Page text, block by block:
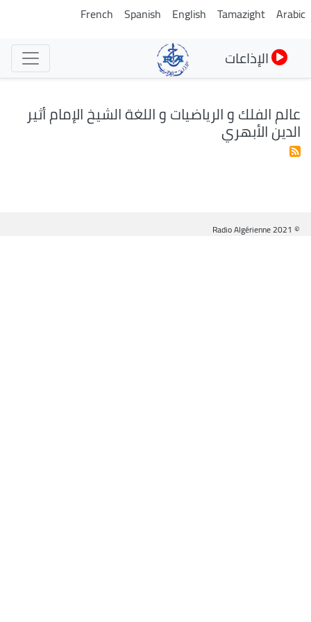
تجاوز
Arabic
Tamazight
English
Spanish
French
الإذاعات
عالم الفلك و الرياضيات و اللغة الشيخ الإمام أثير
الدين الأبهري
© Radio Algérienne 2021